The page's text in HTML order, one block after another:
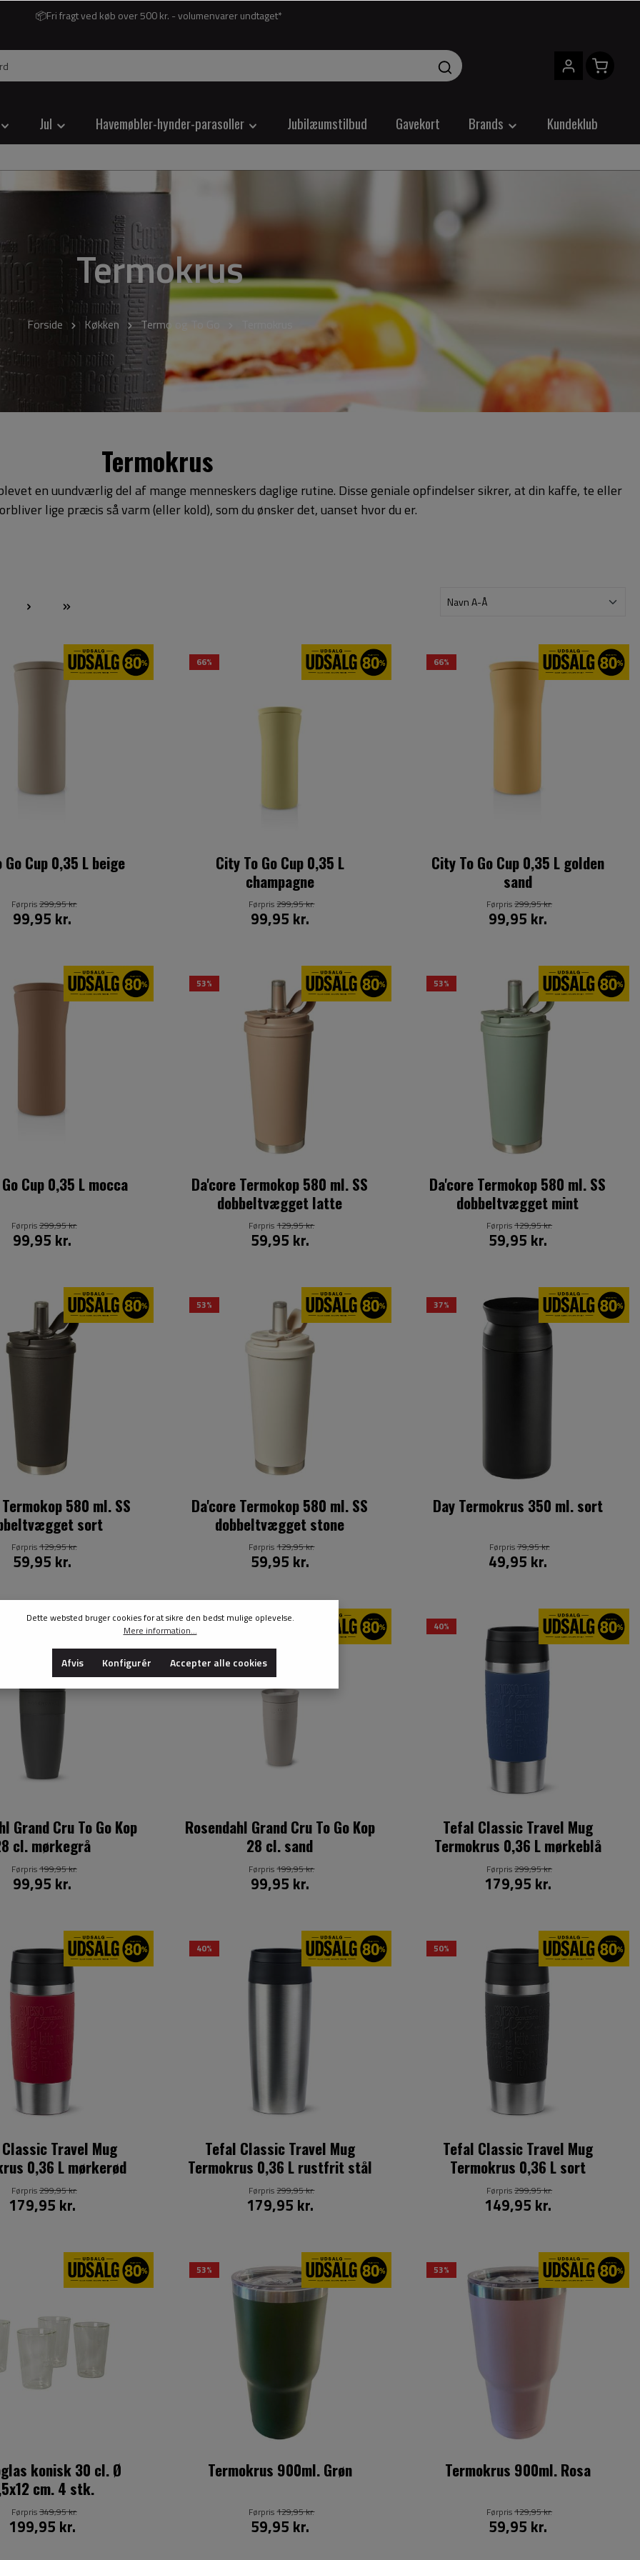
📦Fri fragt ved køb over 500 kr. - volumenvarer undtaget*
Jul Havemøbler-hynder-parasoller Jubilæumstilbud Gavekort Brands Kundeklub
Termokrus
Forside Køkken Termo og To Go
Termokrus
en uundværlig del af mange menneskers daglige rutine. Disse geniale opfindelser sikrer, at din kaffe, te eller
lige præcis så varm (eller kold), som du ønsker det, uanset hvor du er.
Go Cup 0,35 L beige
99,95 kr.
Førpris299,95 kr.
66%
City To Go Cup 0,35 L
champagne
99,95 kr.
Førpris299,95 kr.
66%
City To Go Cup 0,35 L golden
sand
99,95 kr.
Førpris299,95 kr.
Cup 0,35 L mocca
99,95 kr.
Førpris299,95 kr.
53%
Da'core Termokop 580 ml. SS
dobbeltvægget latte
59,95 kr.
Førpris129,95 kr.
53%
Da'core Termokop 580 ml. SS
dobbeltvægget mint
59,95 kr.
Førpris129,95 kr.
580 ml. SS
sort
59,95 kr.
Førpris129,95 kr.
53%
Da'core Termokop 580 ml. SS
dobbeltvægget stone
59,95 kr.
Førpris129,95 kr.
37%
Day Termokrus 350 ml. sort
49,95 kr.
Førpris79,95 kr.
Grand Cru To Go Kop
cl. mørkegrå
99,95 kr.
Førpris199,95 kr.
Rosendahl Grand Cru To Go Kop
28 cl. sand
99,95 kr.
Førpris199,95 kr.
40%
Tefal Classic Travel Mug
Termokrus 0,36 L mørkeblå
179,95 kr.
Førpris299,95 kr.
Travel Mug
0,36 L mørkerød
179,95 kr.
Førpris299,95 kr.
40%
Tefal Classic Travel Mug
Termokrus 0,36 L rustfrit stål
179,95 kr.
Førpris299,95 kr.
50%
Tefal Classic Travel Mug
Termokrus 0,36 L sort
149,95 kr.
Førpris299,95 kr.
konisk 30 cl. Ø
8,5x12 cm. 4 stk.
199,95 kr.
Førpris349,95 kr.
53%
Termokrus 900ml. Grøn
59,95 kr.
Førpris129,95 kr.
53%
Termokrus 900ml. Rosa
59,95 kr.
Førpris129,95 kr.
Dette websted bruger cookies for at sikre den bedst mulige oplevelse.
Mere information...
Afvis Konfigurér Accepter alle cookies